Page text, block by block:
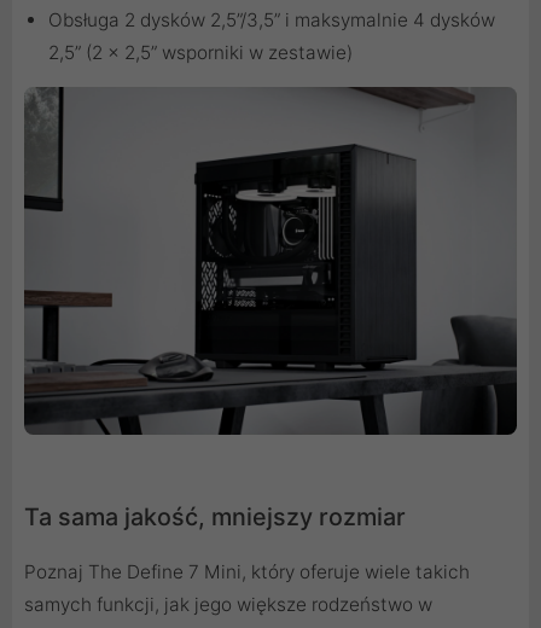
Obsługa 2 dysków 2,5”/3,5” i maksymalnie 4 dysków
2,5” (2 x 2,5” wsporniki w zestawie)
Ta sama jakość, mniejszy rozmiar
Poznaj The Define 7 Mini, który oferuje wiele takich
samych funkcji, jak jego większe rodzeństwo w